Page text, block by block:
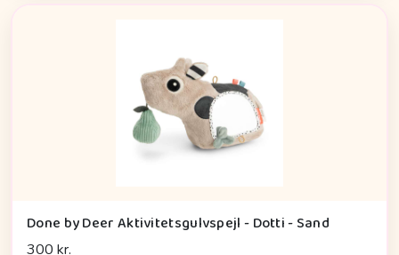
Done by Deer Aktivitetsgulvspejl - Dotti - Sand
300 kr.